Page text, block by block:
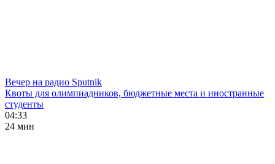
Вечер на радио Sputnik
Квоты для олимпиадников, бюджетные места и иностранные
студенты
04:33
24 мин